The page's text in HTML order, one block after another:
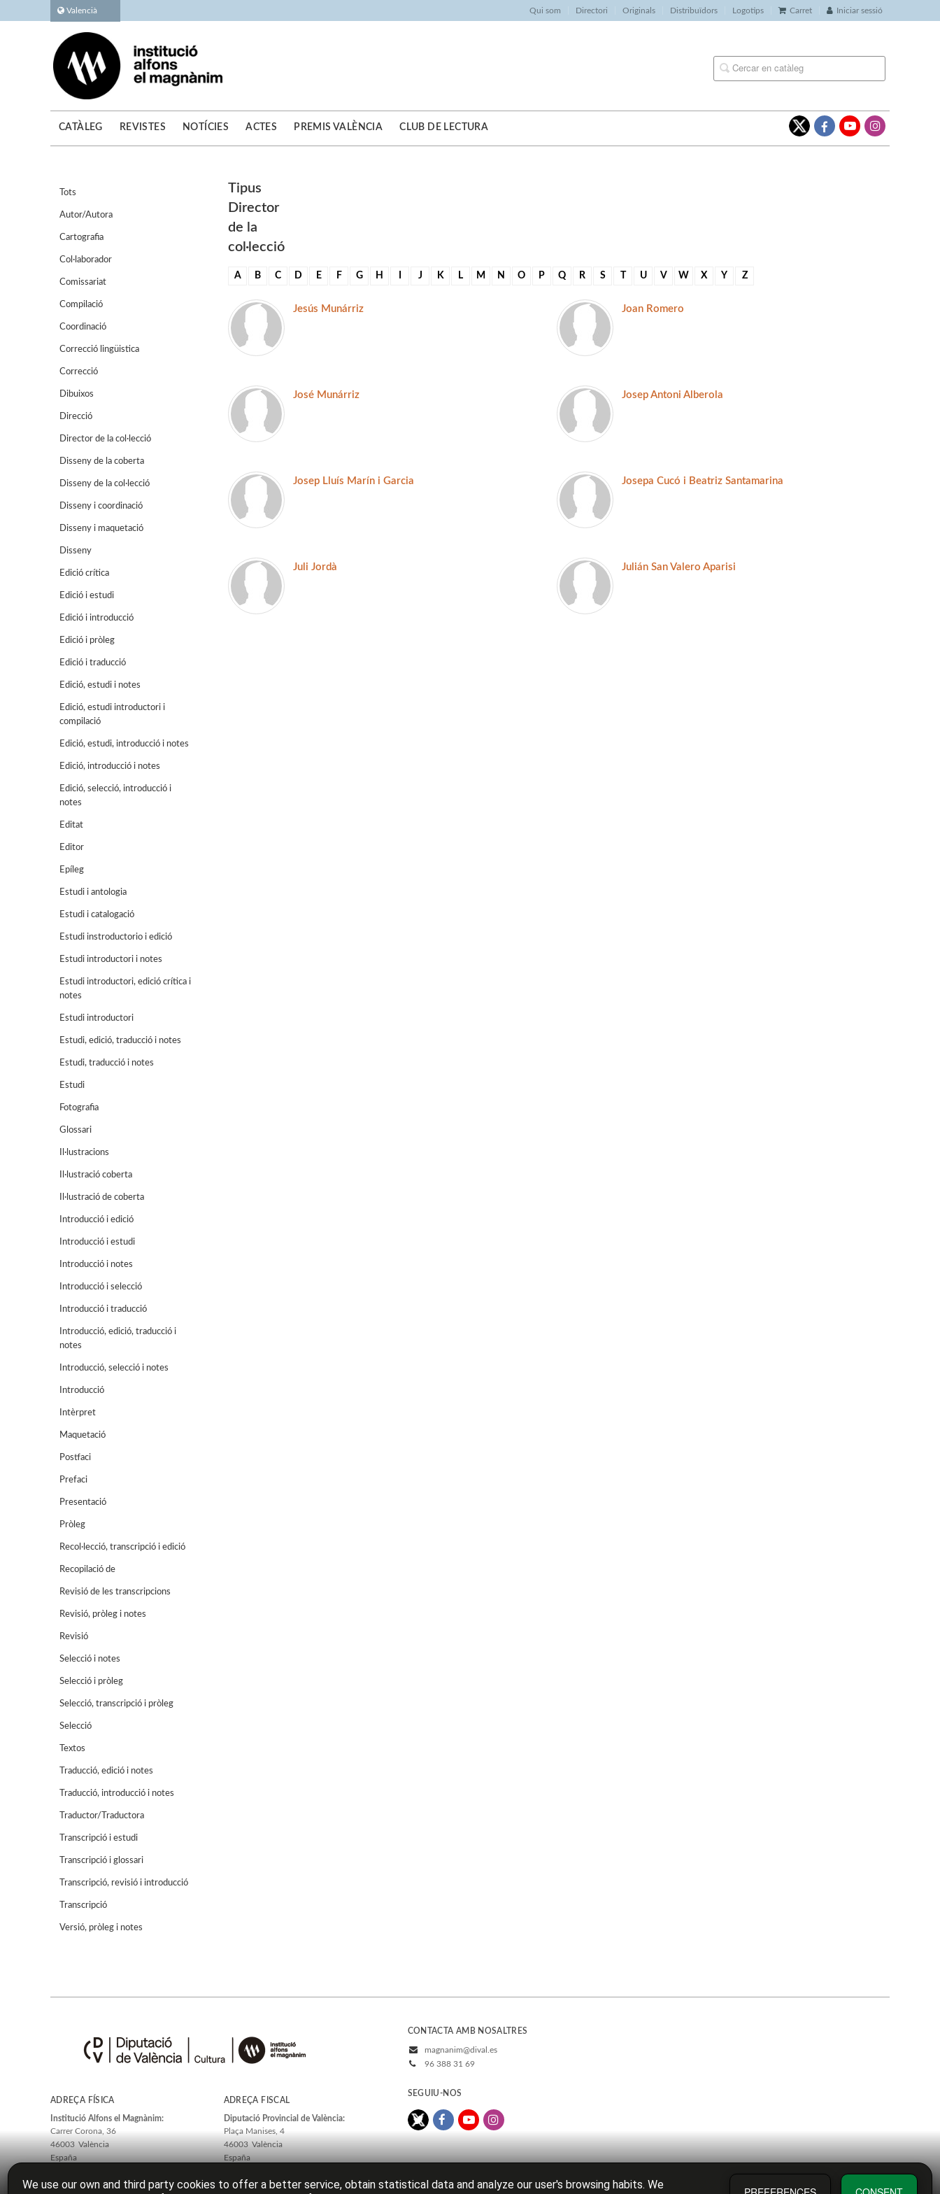
Valencià Qui som Directori Originals Distribuïdors Logotips Carret Iniciar sessió
CATÀLEG REVISTES NOTÍCIES ACTES PREMIS VALÈNCIA CLUB DE LECTURA
Tots
Autor/Autora
Cartografia
Col·laborador
Comissariat
Compilació
Coordinació
Correcció lingüistica
Correcció
Dibuixos
Direcció
Director de la col·lecció
Disseny de la coberta
Disseny de la col·lecció
Disseny i coordinació
Disseny i maquetació
Disseny
Edició crítica
Edició i estudi
Edició i introducció
Edició i pròleg
Edició i traducció
Edició, estudi i notes
Edició, estudi introductori i
compilació
Edició, estudi, introducció i notes
Edició, introducció i notes
Edició, selecció, introducció i
notes
Editat
Editor
Epíleg
Estudi i antologia
Estudi i catalogació
Estudi instroductorio i edició
Estudi introductori i notes
Estudi introductori, edició crítica i
notes
Estudi introductori
Estudi, edició, traducció i notes
Estudi, traducció i notes
Estudi
Fotografia
Glossari
Il·lustracions
Il·lustració coberta
Il·lustració de coberta
Introducció i edició
Introducció i estudi
Introducció i notes
Introducció i selecció
Introducció i traducció
Introducció, edició, traducció i
notes
Introducció, selecció i notes
Introducció
Intèrpret
Maquetació
Postfaci
Prefaci
Presentació
Pròleg
Recol·lecció, transcripció i edició
Recopilació de
Revisió de les transcripcions
Revisió, pròleg i notes
Revisió
Selecció i notes
Selecció i pròleg
Selecció, transcripció i pròleg
Selecció
Textos
Traducció, edició i notes
Traducció, introducció i notes
Traductor/Traductora
Transcripció i estudi
Transcripció i glossari
Transcripció, revisió i introducció
Transcripció
Versió, pròleg i notes
Tipus
Director
de la
col·lecció
A B C D E F G H J K L M N O P Q R S U V W X Y Z
Jesús Munárriz Joan Romero
José Munárriz Josep Antoni Alberola
Josep Lluís Marín i Garcia Josepa Cucó i Beatriz Santamarina
Juli Jordà Julián San Valero Aparisi
ADREÇA FÍSICA
Institució Alfons el Magnànim:
Carrer Corona, 36
46003 València
España
ADREÇA FISCAL
Diputació Provincial de València:
Plaça Manises, 4
46003 València
España
CONTACTA AMB NOSALTRES
magnanim@dival.es
96 388 31 69
SEGUIU-NOS
We use our own and third party cookies to offer a better service, obtain statistical data and analyze our user's browsing habits. We